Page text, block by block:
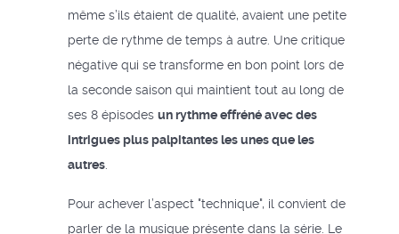
même s’ils étaient de qualité, avaient une petite
perte de rythme de temps à autre. Une critique
négative qui se transforme en bon point lors de
la seconde saison qui maintient tout au long de
ses 8 épisodes un rythme effréné avec des
intrigues plus palpitantes les unes que les
autres.
Pour achever l’aspect "technique", il convient de
parler de la musique présente dans la série. Le